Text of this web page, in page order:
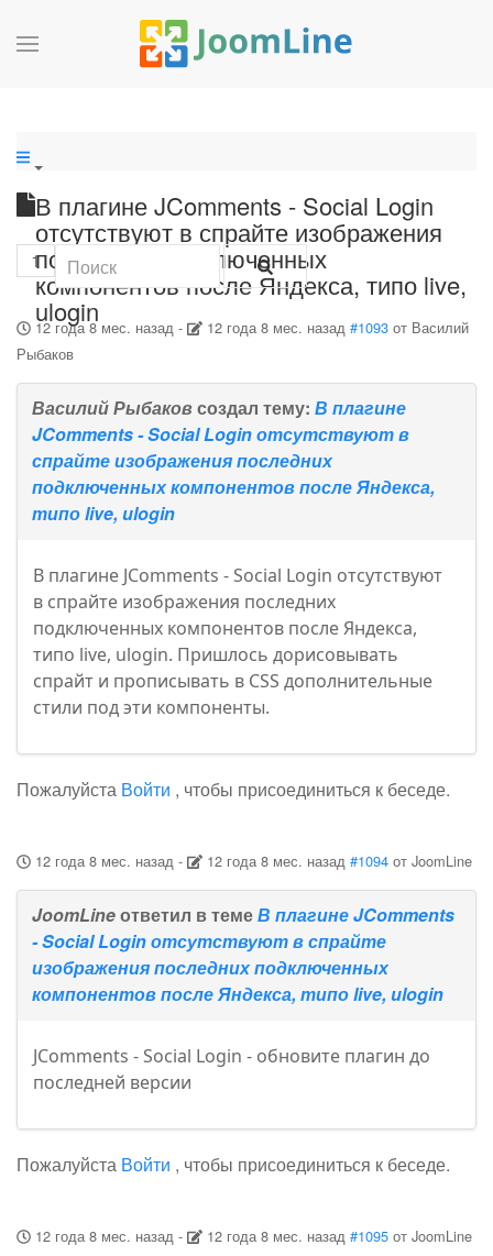
В плагине JComments - Social Login
отсутствуют в спрайте изображения
последних подключенных
компонентов после Яндекса, типо live,
ulogin
1
12 года 8 мес. назад- 12 года 8 мес. назад #1093 от Василий
Рыбаков
Василий Рыбаковсоздал тему: В плагине
JComments - Social Login отсутствуют в
спрайте изображения последних
подключенных компонентов после Яндекса,
типо live, ulogin
В плагине JComments - Social Login отсутствуют
в спрайте изображения последних
подключенных компонентов после Яндекса,
типо live, ulogin. Пришлось дорисовывать
спрайт и прописывать в СSS дополнительные
стили под эти компоненты.
Пожалуйста Войти , чтобы присоединиться к беседе.
12 года 8 мес. назад- 12 года 8 мес. назад #1094 отJoomLine
JoomLineответил в темеВ плагине JComments
- Social Login отсутствуют в спрайте
изображения последних подключенных
компонентов после Яндекса, типо live, ulogin
JComments - Social Login - обновите плагин до
последней версии
Пожалуйста Войти , чтобы присоединиться к беседе.
12 года 8 мес. назад- 12 года 8 мес. назад #1095 отJoomLine